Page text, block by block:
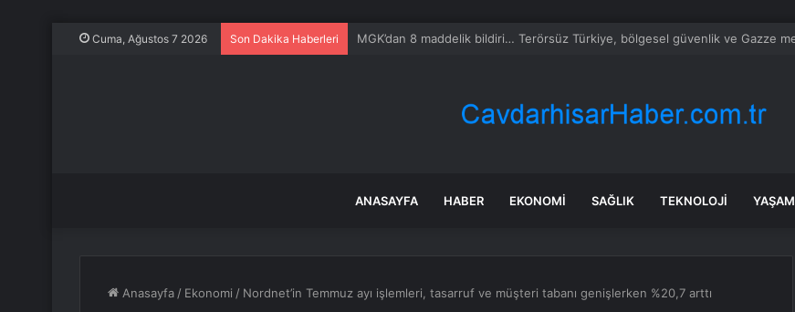
Cuma, Ağustos 7 2026 Son Dakika Haberleri Altın madalyalı dev tesis 1 euroya satışta: Sahibi olmak için tek bir şart var
ANASAYFA HABER EKONOMI SAĞLIK TEKNOLOJI YAŞAM
Anasayfa / Ekonomi / Nordnet’in Temmuz ayı işlemleri, tasarruf ve müşteri tabanı genişlerken %20,7 arttı